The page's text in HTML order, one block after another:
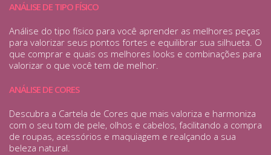
ANÁLISE DE TIPO FÍSICO
Análise do tipo físico para você aprender as melhores peças
para valorizar seus pontos fortes e equilibrar sua silhueta. O
que comprar e quais os melhores looks e combinações para
valorizar o que você tem de melhor.
ANÁLISE DE CORES
Descubra a Cartela de Cores que mais valoriza e harmoniza
com o seu tom de pele, olhos e cabelos, facilitando a compra
de roupas, acessórios e maquiagem e realçando a sua
beleza natural.